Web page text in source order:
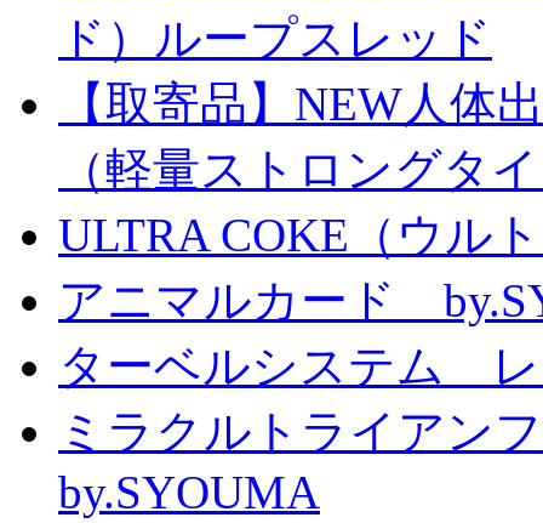
ド）ループスレッド
【取寄品】NEW人体
（軽量ストロングタ
ULTRA COKE（ウル
アニマルカード
ターベルシステム
ミラクルトライアン
by.SYOUMA